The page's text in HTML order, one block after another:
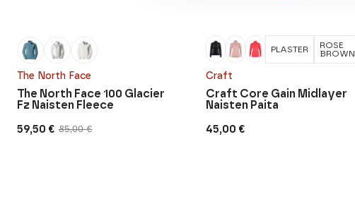
The North Face
85,00€
Alkuperäinen
59,50 €
Nykyinen
The North Face 100 Glacier
Fz Naisten Fleece
Craft
45,00 €
Craft Core Gain Midlayer
Naisten Paita
PLASTER
ROSE
BROWN